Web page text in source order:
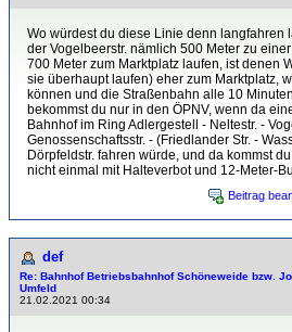
Wo würdest du diese Linie denn langfahren
der Vogelbeerstr. nämlich 500 Meter zu
700 Meter zum Marktplatz laufen, ist denen
sie überhaupt laufen) eher zum Marktplatz,
können und die Straßenbahn alle 10
bekommst du nur in den ÖPNV, wenn da
Bahnhof im Ring Adlergestell - Neltestr. -
Genossenschaftsstr. - (Friedlander Str. -
Dörpfeldstr. fahren würde, und da kommst
nicht einmal mit Halteverbot und 12-Meter-
Beitrag
def
Re: Bahnhof Betriebsbahnhof Schöneweide bzw.
Umfeld
21.02.2021 00:34